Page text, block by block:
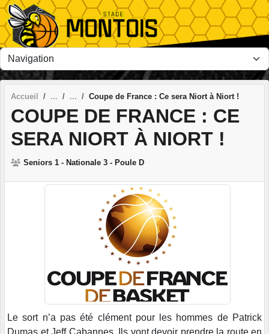
Accueil Coupe de France : Ce sera Niort à Niort !
COUPE DE FRANCE : CE
SERA NIORT À NIORT !
Seniors 1 - Nationale 3 - Poule D
Le sort n’a pas été clément pour les hommes de Patrick
Panneau de gestion des cookies